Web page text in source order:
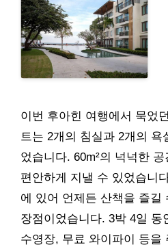
이번 후아힌 여행에서 묵었
트는 2개의 침실과 2개의 욕
었습니다. 60m²의 넉넉한
편안하게 지낼 수 있었습니
에 있어 언제든 산책을 즐길
장점이었습니다. 3박 4일 동
수영장, 무료 와이파이 등을